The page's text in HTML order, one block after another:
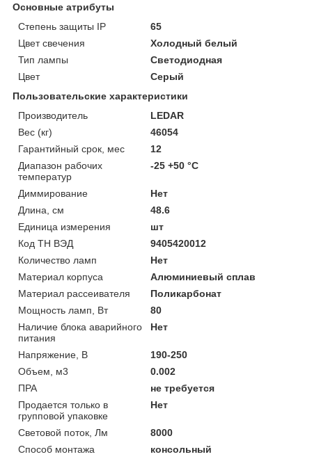
Основные атрибуты
Степень защиты IP
65
Цвет свечения
Холодный белый
Тип лампы
Светодиодная
Цвет
Серый
Пользовательские характеристики
Производитель
LEDAR
Вес (кг)
46054
Гарантийный срок, мес
12
Диапазон рабочих
температур
-25 +50 °C
Диммирование
Нет
Длина, см
48.6
Единица измерения
шт
Код ТН ВЭД
9405420012
Количество ламп
Нет
Материал корпуса
Алюминиевый сплав
Материал рассеивателя
Поликарбонат
Мощность ламп, Вт
80
Наличие блока аварийного
питания
Нет
Напряжение, В
190-250
Объем, м3
0.002
ПРА
не требуется
Продается только в
групповой упаковке
Нет
Световой поток, Лм
8000
Способ монтажа
консольный